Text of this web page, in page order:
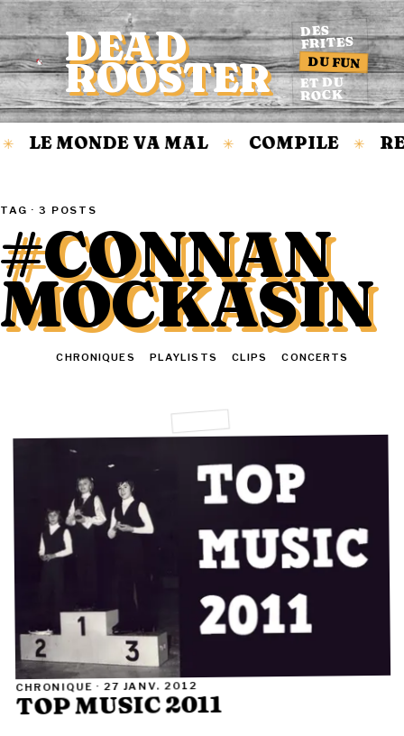
Accueil
DEAD
ROOSTER
DES
FRITES
DU FUN
ET DU
ROCK
LE MONDE VA MAL ✳ COMPILE ✳
TAG · 3 POSTS
#CONNAN
MOCKASIN
CHRONIQUES PLAYLISTS CLIPS CONCERTS
CHRONIQUE ·27 JANV. 2012
TOP MUSIC 2011